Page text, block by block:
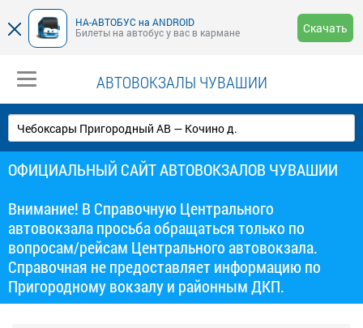
НА-АВТОБУС на ANDROID
Билеты на автобус у вас в кармане
Скачать
АВТОВОКЗАЛЫ ЧУВАШИИ
ОФИЦИАЛЬНЫЙ САЙТ АВТОВОКЗАЛОВ ЧУВАШИИ
Внимание! В Справочную Центрального
автовокзала просьба обращаться только по
вопросам/рейсам Центрального автовокзала.
Справочная не предоставляет информацию по
Пригородному вокзалу и районным ДКП.